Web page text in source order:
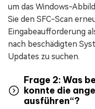
um das Windows-
Sie den SFC-Scan
Eingabeaufforderung
nach beschädigten
Updates zu suchen.
Frage 2: Was
konnte die
ausführen“?